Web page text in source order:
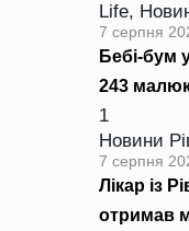
Life,
7 серпня
Бебі-бум
243
1
Новини
7 серпня
Лікар із
отримав